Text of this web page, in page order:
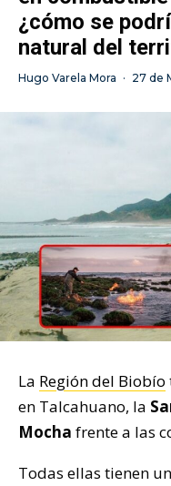
¿cómo se
natural del
Hugo Varela Mora · 27 de
La Región del Biobío
en Talcahuano, la
Mocha frente a las
Todas ellas tienen